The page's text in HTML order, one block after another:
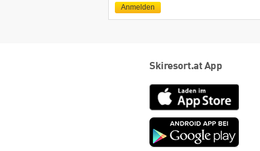
Anmelden
Skiresort.at App
App
Store